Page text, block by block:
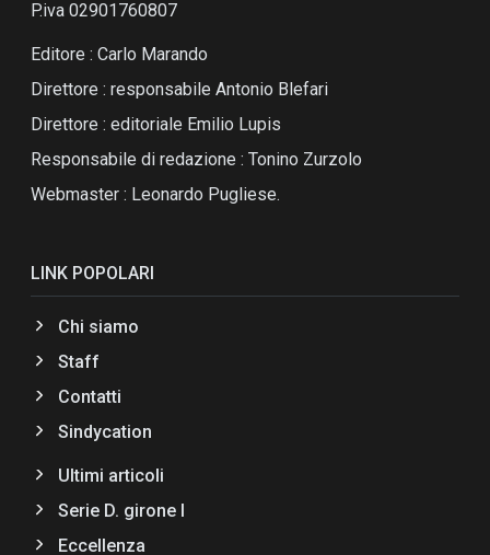
P.iva 02901760807
Editore : Carlo Marando
Direttore : responsabile Antonio Blefari
Direttore : editoriale Emilio Lupis
Responsabile di redazione : Tonino Zurzolo
Webmaster : Leonardo Pugliese.
LINK POPOLARI
Chi siamo
Staff
Contatti
Sindycation
Ultimi articoli
Serie D. girone I
Eccellenza